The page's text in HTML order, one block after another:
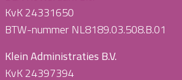
KvK 24331650
BTW-nummer NL8189.03.508.B.01
Klein Administraties B.V.
KvK 24397394